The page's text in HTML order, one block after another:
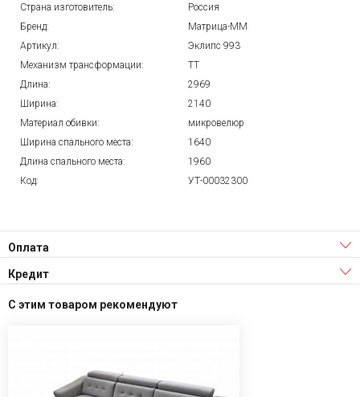
Страна изготовитель:
Россия
Бренд:
Матрица-ММ
Артикул:
Эклипс 993
Механизм трансформации:
ТТ
Длина:
2969
Ширина:
2140
Материал обивки:
микровелюр
Ширина спального места:
1640
Длина спального места:
1960
Код:
УТ-00032300
Оплата
Кредит
С этим товаром рекомендуют